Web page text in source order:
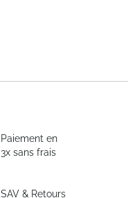
Paiement en
3x sans frais
SAV & Retours